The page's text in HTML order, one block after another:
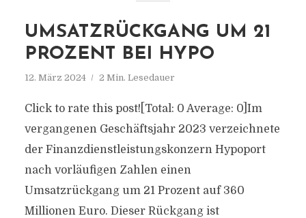
UMSATZRÜCKGANG UM 21
PROZENT BEI HYPO
12. März 2024 2 Min. Lesedauer
Click to rate this post![Total: 0 Average: 0]Im
vergangenen Geschäftsjahr 2023 verzeichnete
der Finanzdienstleistungskonzern Hypoport
nach vorläufigen Zahlen einen
Umsatzrückgang um 21 Prozent auf 360
Millionen Euro. Dieser Rückgang ist